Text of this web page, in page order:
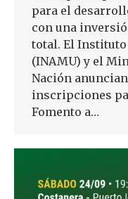
para el
con una
total. El Instituto
(INAMU) y el
Nación
inscripciones
Fomento a…